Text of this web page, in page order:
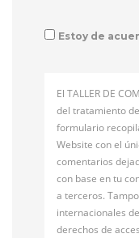
Estoy de
El TALLER DE
del tratamiento
formulario
Website con el
comentarios
con base en tu
a terceros.
internacionales
derechos de